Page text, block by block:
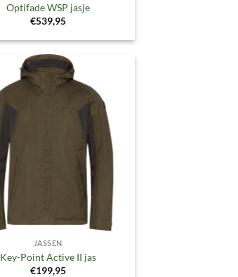
Optifade WSP jasje
€539,95
Toevoegen
aan
verlanglijst
JASSEN
Key-Point Active II jas
€199,95